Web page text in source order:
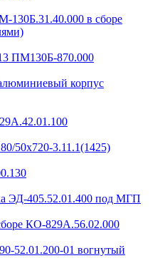
130Б.31.40.000 в сборе
ПМ130Б-870.000
корпус
50х720-3.11.1(1425)
ЭД-405.52.01.400 под МГП
КО-829А.56.02.000
52.01.200-01 вогнутый